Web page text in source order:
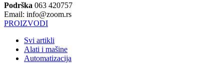
Podrška 063 420757
Email: info@zoom.rs
PROIZVODI
Svi artikli
Alati i mašine
Automatizacija